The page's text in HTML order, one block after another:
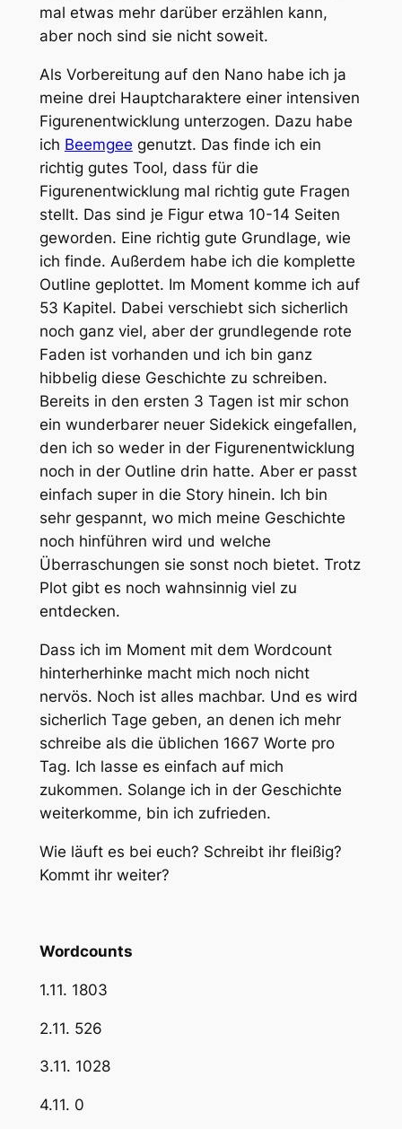
mal etwas mehr darüber erzählen kann,
aber noch sind sie nicht soweit.
Als Vorbereitung auf den Nano habe ich ja
meine drei Hauptcharaktere einer intensiven
Figurenentwicklung unterzogen. Dazu habe
ich Beemgee genutzt. Das finde ich ein
richtig gutes Tool, dass für die
Figurenentwicklung mal richtig gute Fragen
stellt. Das sind je Figur etwa 10-14 Seiten
geworden. Eine richtig gute Grundlage, wie
ich finde. Außerdem habe ich die komplette
Outline geplottet. Im Moment komme ich auf
53 Kapitel. Dabei verschiebt sich sicherlich
noch ganz viel, aber der grundlegende rote
Faden ist vorhanden und ich bin ganz
hibbelig diese Geschichte zu schreiben.
Bereits in den ersten 3 Tagen ist mir schon
ein wunderbarer neuer Sidekick eingefallen,
den ich so weder in der Figurenentwicklung
noch in der Outline drin hatte. Aber er passt
einfach super in die Story hinein. Ich bin
sehr gespannt, wo mich meine Geschichte
noch hinführen wird und welche
Überraschungen sie sonst noch bietet. Trotz
Plot gibt es noch wahnsinnig viel zu
entdecken.
Dass ich im Moment mit dem Wordcount
hinterherhinke macht mich noch nicht
nervös. Noch ist alles machbar. Und es wird
sicherlich Tage geben, an denen ich mehr
schreibe als die üblichen 1667 Worte pro
Tag. Ich lasse es einfach auf mich
zukommen. Solange ich in der Geschichte
weiterkomme, bin ich zufrieden.
Wie läuft es bei euch? Schreibt ihr fleißig?
Kommt ihr weiter?
Wordcounts
1.11. 1803
2.11. 526
3.11. 1028
4.11. 0